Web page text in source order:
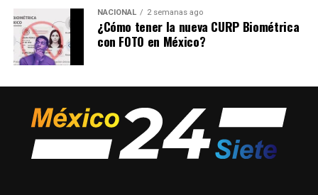
NACIONAL 2 semanas ago
¿Cómo tener la nueva CURP Biométrica
con FOTO en México?